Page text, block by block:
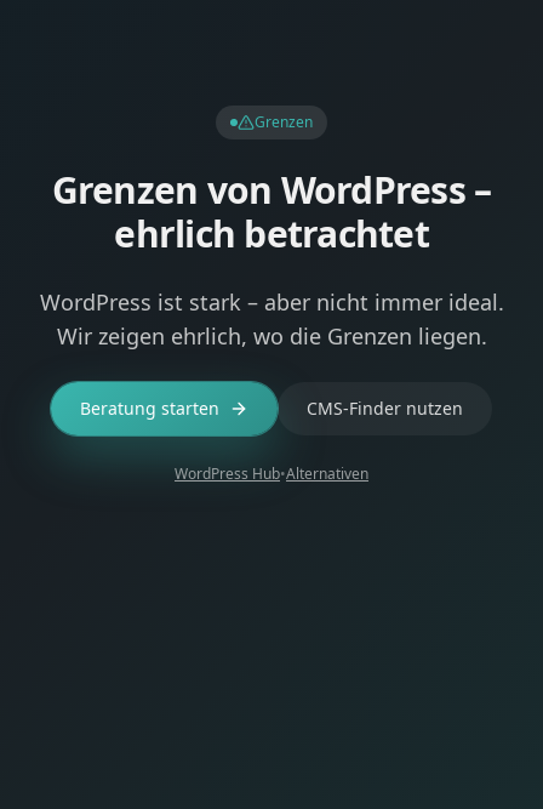
Grenzen
Grenzen von WordPress –
ehrlich betrachtet
WordPress ist stark – aber nicht immer ideal.
Wir zeigen ehrlich, wo die Grenzen liegen.
Beratung starten CMS-Finder nutzen
WordPress Hub•Alternativen